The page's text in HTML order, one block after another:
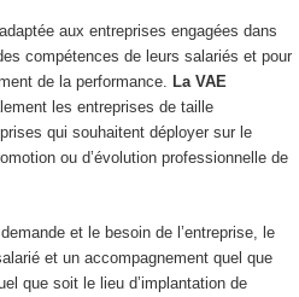
aux entreprises engagées dans
compétences de leurs salariés et pour
de la performance. La VAE
les entreprises de taille
qui souhaitent déployer sur le
ou d’évolution professionnelle de
et le besoin de l’entreprise, le
et un accompagnement quel que
que soit le lieu d’implantation de